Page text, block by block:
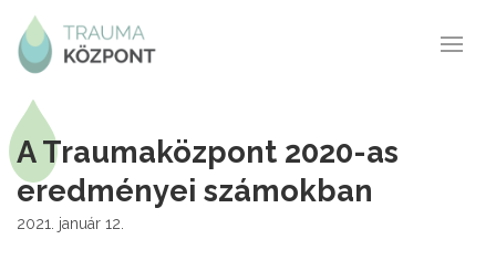
A Traumaközpont 2020-as
eredményei számokban
2021. január 12.